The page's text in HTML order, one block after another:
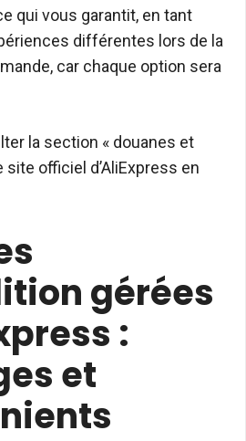
qui vous garantit, en tant
différentes lors de la
car chaque option sera
la section « douanes et
officiel d’AliExpress en
gérées
:
et